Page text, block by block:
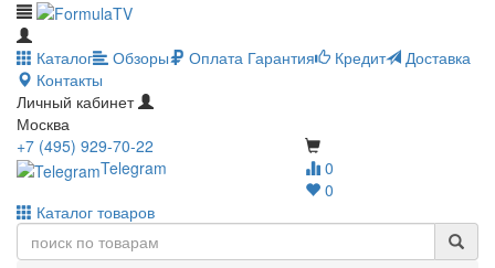
Каталог Обзоры Оплата Гарантия Кредит
Доставка
Контакты
Личный кабинет
Москва
0
0
+7 (495) 929-70-22
Telegram
Каталог товаров